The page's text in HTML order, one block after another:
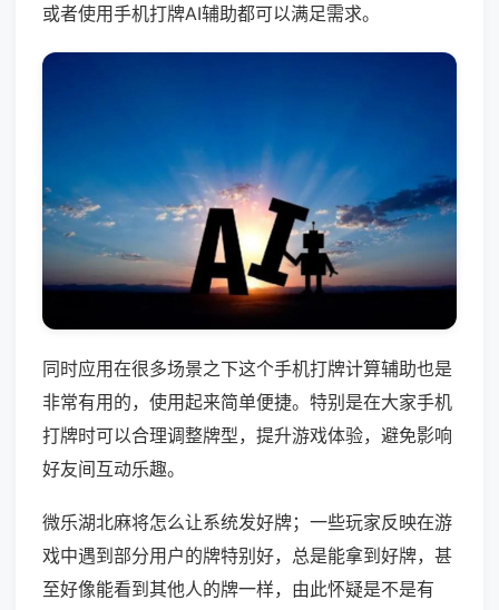
或者使用手机打牌AI辅助都可以满足需求。
同时应用在很多场景之下这个手机打牌计算辅助也是
非常有用的，使用起来简单便捷。特别是在大家手机
打牌时可以合理调整牌型，提升游戏体验，避免影响
好友间互动乐趣。
微乐湖北麻将怎么让系统发好牌；一些玩家反映在游
戏中遇到部分用户的牌特别好，总是能拿到好牌，甚
至好像能看到其他人的牌一样，由此怀疑是不是有